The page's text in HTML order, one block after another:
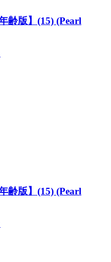
齢版】(15) (Pearl
齢版】(15) (Pearl